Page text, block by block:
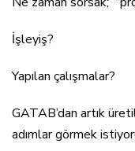
İşleyiş?
Yapılan çalışmalar?
GATAB’dan artık
adımlar görmek